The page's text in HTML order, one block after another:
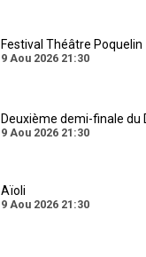
Festival Théâtre Poquelin
9 Aou 2026 21:30
Deuxième demi-finale du
9 Aou 2026 21:30
Aïoli
9 Aou 2026 21:30